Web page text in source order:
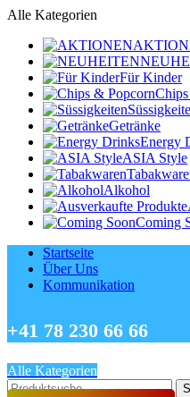
Alle Kategorien
Für Kinder
Getränke
Energy
ASIA Style
Alkohol
Coming
Startseite
Über Uns
Kommunikation
+41 78 230 66 66
Alle Kategorien